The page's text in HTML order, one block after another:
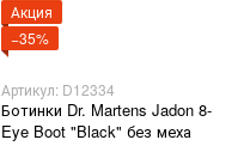
Акция
−35%
Артикул: D12334
Ботинки Dr. Martens Jadon 8-
Eye Boot "Black" без меха